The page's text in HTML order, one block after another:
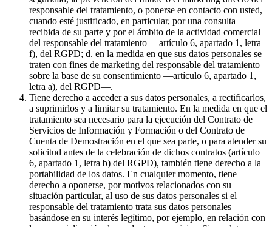
responsable del tratamiento, o ponerse en contacto con usted,
cuando esté justificado, en particular, por una consulta
recibida de su parte y por el ámbito de la actividad comercial
del responsable del tratamiento —artículo 6, apartado 1, letra
f), del RGPD; d. en la medida en que sus datos personales se
traten con fines de marketing del responsable del tratamiento
sobre la base de su consentimiento —artículo 6, apartado 1,
letra a), del RGPD—.
Tiene derecho a acceder a sus datos personales, a rectificarlos,
a suprimirlos y a limitar su tratamiento. En la medida en que el
tratamiento sea necesario para la ejecución del Contrato de
Servicios de Información y Formación o del Contrato de
Cuenta de Demostración en el que sea parte, o para atender su
solicitud antes de la celebración de dichos contratos (artículo
6, apartado 1, letra b) del RGPD), también tiene derecho a la
portabilidad de los datos. En cualquier momento, tiene
derecho a oponerse, por motivos relacionados con su
situación particular, al uso de sus datos personales si el
responsable del tratamiento trata sus datos personales
basándose en su interés legítimo, por ejemplo, en relación con